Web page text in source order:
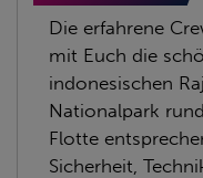
Die erfahrene
mit Euch die
indonesischen
Nationalpark
Flotte
Sicherheit,